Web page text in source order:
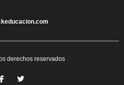
derechos reservados